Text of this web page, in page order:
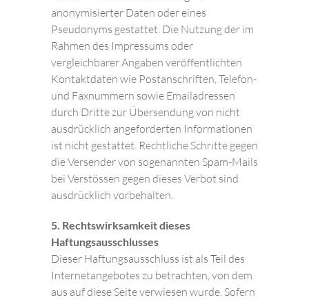
anonymisierter Daten oder eines
Pseudonyms gestattet. Die Nutzung der im
Rahmen des Impressums oder
vergleichbarer Angaben veröffentlichten
Kontaktdaten wie Postanschriften, Telefon-
und Faxnummern sowie Emailadressen
durch Dritte zur Übersendung von nicht
ausdrücklich angeforderten Informationen
ist nicht gestattet. Rechtliche Schritte gegen
die Versender von sogenannten Spam-Mails
bei Verstössen gegen dieses Verbot sind
ausdrücklich vorbehalten.
5. Rechtswirksamkeit dieses
Haftungsausschlusses
Dieser Haftungsausschluss ist als Teil des
Internetangebotes zu betrachten, von dem
aus auf diese Seite verwiesen wurde. Sofern